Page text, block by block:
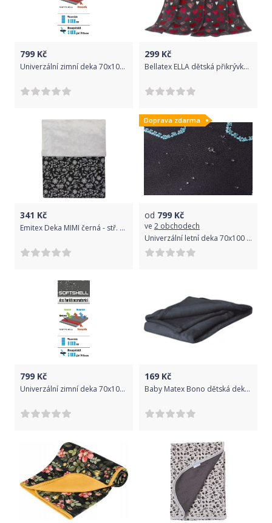
799 Kč
Univerzální zimní deka 70x100 cm ByBoom Softshell Thermo Aktiv Černá/Šedá 2020
299 Kč
Bellatex ELLA dětská přikrývka - 75x100 cm - srdíčka
341 Kč
Emitex Deka MIMI černá - stř. kytky + velvet sv. šedý
Doprava zdarma
od 799 Kč
ve 2 obchodech
Univerzální letní deka 70x100 cm ByBoom Softshell Thermo Aktiv Černá/Aqua 2020
799 Kč
Univerzální zimní deka 70x100 cm ByBoom Softshell Thermo Aktiv Černá/Limeta 2020
169 Kč
Baby Matex Bono dětská deka 75 x 100 cm Černá 45